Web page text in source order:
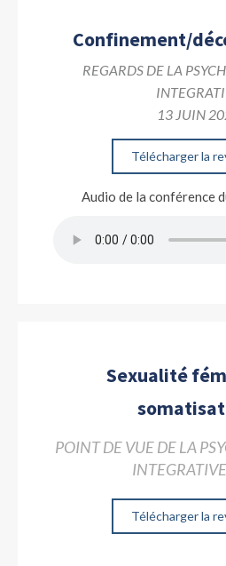
Confinement/
REGARDS DE LA
13 JUIN
Télécharger la
Audio de la conférence
Sexualité
POINT DE VUE DE LA
Télécharger la